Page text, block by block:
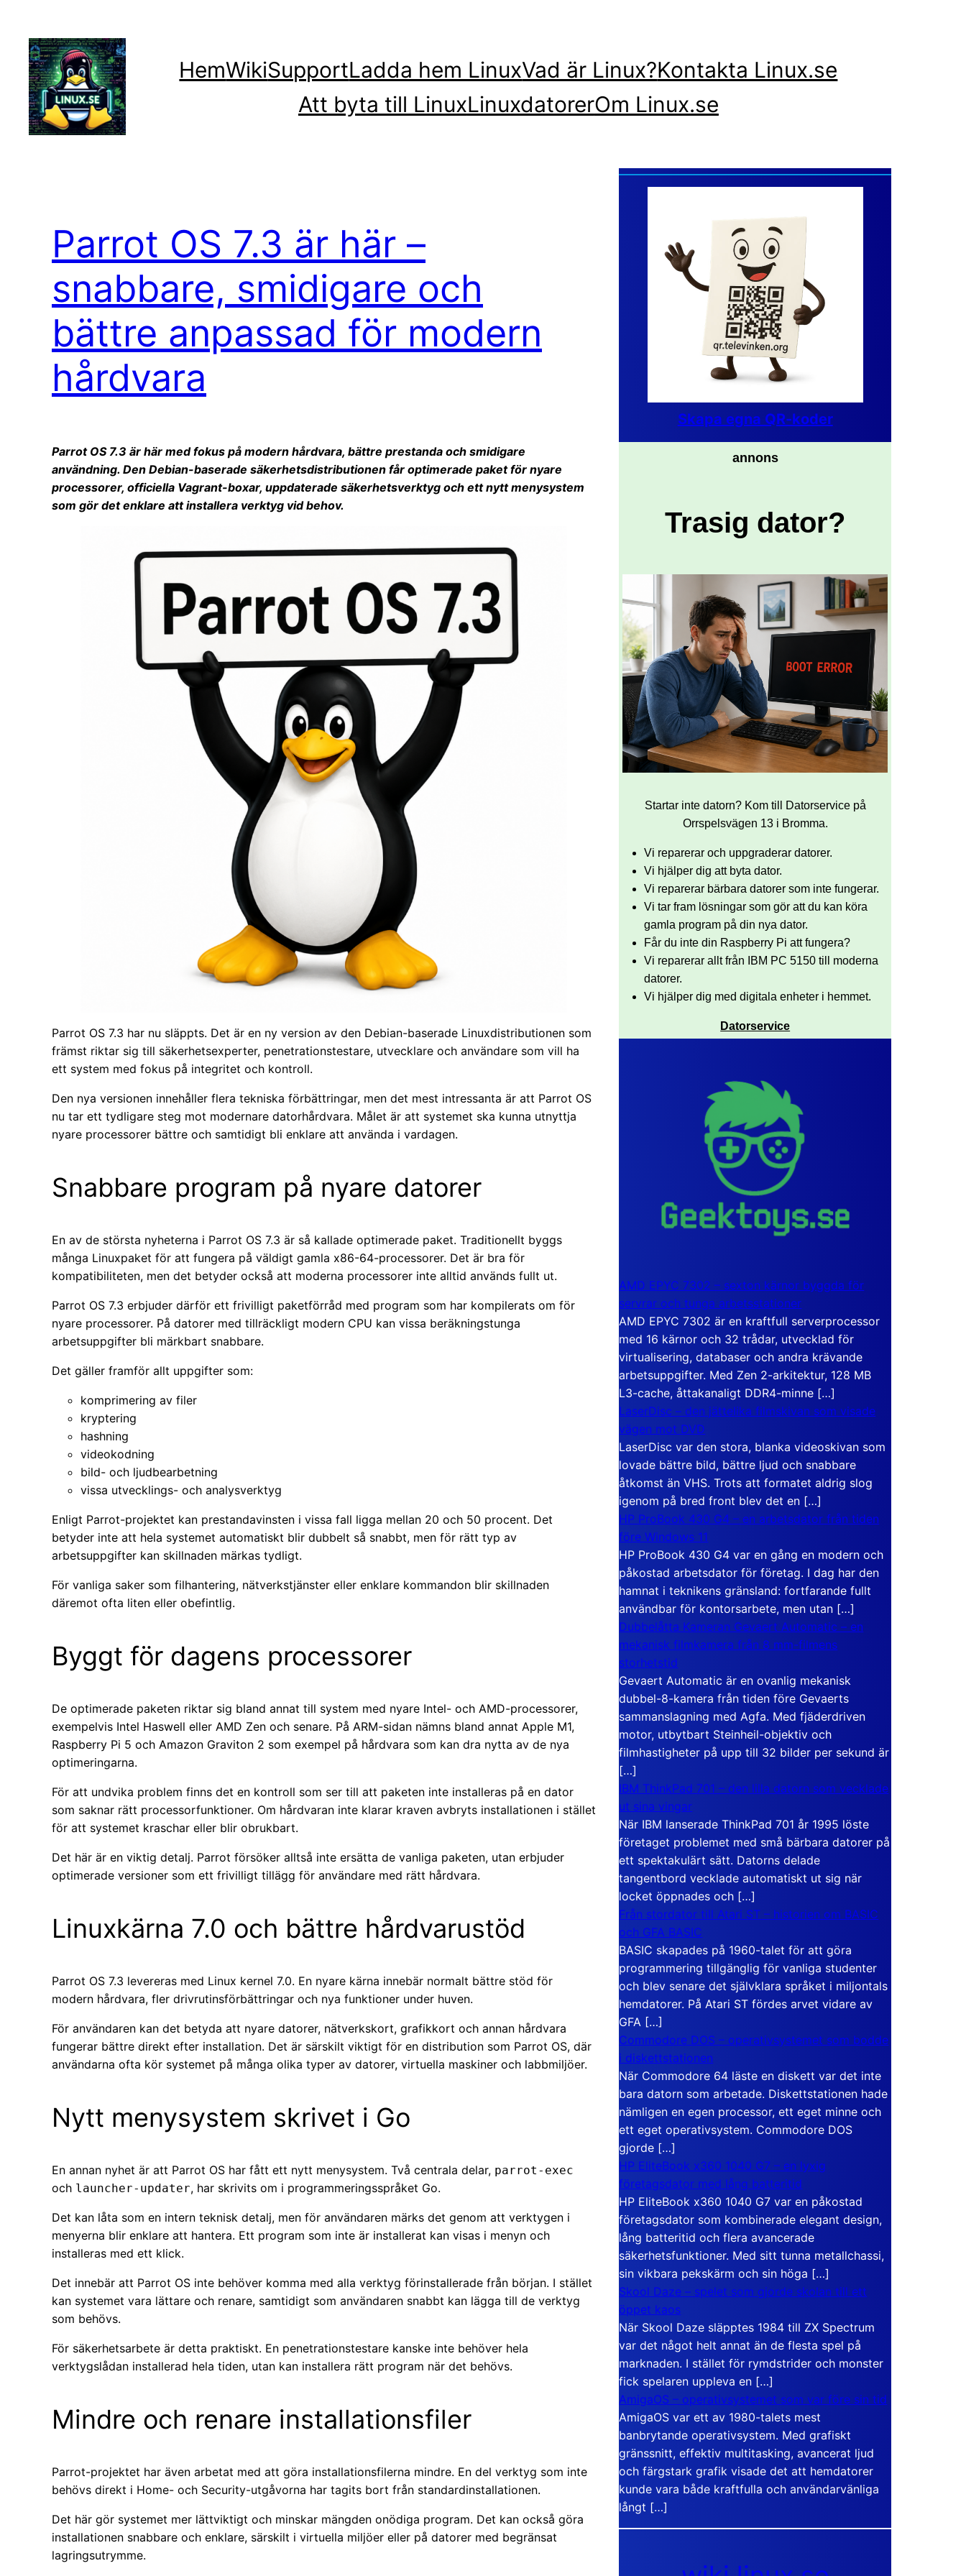
innehåll
HemWikiSupportLadda hem LinuxVad är Linux?Kontakta Linux.se
Att byta till LinuxLinuxdatorerOm Linux.se
Parrot OS 7.3 är här –
snabbare, smidigare och
bättre anpassad för modern
hårdvara
Parrot OS 7.3 är här med fokus på modern hårdvara, bättre prestanda och smidigare
användning. Den Debian-baserade säkerhetsdistributionen får optimerade paket för nyare
processorer, officiella Vagrant-boxar, uppdaterade säkerhetsverktyg och ett nytt menysystem
som gör det enklare att installera verktyg vid behov.
Parrot OS 7.3 har nu släppts. Det är en ny version av den Debian-baserade Linuxdistributionen som
främst riktar sig till säkerhetsexperter, penetrationstestare, utvecklare och användare som vill ha
ett system med fokus på integritet och kontroll.
Den nya versionen innehåller flera tekniska förbättringar, men det mest intressanta är att Parrot OS
nu tar ett tydligare steg mot modernare datorhårdvara. Målet är att systemet ska kunna utnyttja
nyare processorer bättre och samtidigt bli enklare att använda i vardagen.
Snabbare program på nyare datorer
En av de största nyheterna i Parrot OS 7.3 är så kallade optimerade paket. Traditionellt byggs
många Linuxpaket för att fungera på väldigt gamla x86-64-processorer. Det är bra för
kompatibiliteten, men det betyder också att moderna processorer inte alltid används fullt ut.
Parrot OS 7.3 erbjuder därför ett frivilligt paketförråd med program som har kompilerats om för
nyare processorer. På datorer med tillräckligt modern CPU kan vissa beräkningstunga
arbetsuppgifter bli märkbart snabbare.
Det gäller framför allt uppgifter som:
komprimering av filer
kryptering
hashning
videokodning
bild- och ljudbearbetning
vissa utvecklings- och analysverktyg
Enligt Parrot-projektet kan prestandavinsten i vissa fall ligga mellan 20 och 50 procent. Det
betyder inte att hela systemet automatiskt blir dubbelt så snabbt, men för rätt typ av
arbetsuppgifter kan skillnaden märkas tydligt.
För vanliga saker som filhantering, nätverkstjänster eller enklare kommandon blir skillnaden
däremot ofta liten eller obefintlig.
Byggt för dagens processorer
De optimerade paketen riktar sig bland annat till system med nyare Intel- och AMD-processorer,
exempelvis Intel Haswell eller AMD Zen och senare. På ARM-sidan nämns bland annat Apple M1,
Raspberry Pi 5 och Amazon Graviton 2 som exempel på hårdvara som kan dra nytta av de nya
optimeringarna.
För att undvika problem finns det en kontroll som ser till att paketen inte installeras på en dator
som saknar rätt processorfunktioner. Om hårdvaran inte klarar kraven avbryts installationen i stället
för att systemet kraschar eller blir obrukbart.
Det här är en viktig detalj. Parrot försöker alltså inte ersätta de vanliga paketen, utan erbjuder
optimerade versioner som ett frivilligt tillägg för användare med rätt hårdvara.
Linuxkärna 7.0 och bättre hårdvarustöd
Parrot OS 7.3 levereras med Linux kernel 7.0. En nyare kärna innebär normalt bättre stöd för
modern hårdvara, fler drivrutinsförbättringar och nya funktioner under huven.
För användaren kan det betyda att nyare datorer, nätverkskort, grafikkort och annan hårdvara
fungerar bättre direkt efter installation. Det är särskilt viktigt för en distribution som Parrot OS, där
användarna ofta kör systemet på många olika typer av datorer, virtuella maskiner och labbmiljöer.
Nytt menysystem skrivet i Go
En annan nyhet är att Parrot OS har fått ett nytt menysystem. Två centrala delar, parrot-exec
och launcher-updater, har skrivits om i programmeringsspråket Go.
Det kan låta som en intern teknisk detalj, men för användaren märks det genom att verktygen i
menyerna blir enklare att hantera. Ett program som inte är installerat kan visas i menyn och
installeras med ett klick.
Det innebär att Parrot OS inte behöver komma med alla verktyg förinstallerade från början. I stället
kan systemet vara lättare och renare, samtidigt som användaren snabbt kan lägga till de verktyg
som behövs.
För säkerhetsarbete är detta praktiskt. En penetrationstestare kanske inte behöver hela
verktygslådan installerad hela tiden, utan kan installera rätt program när det behövs.
Mindre och renare installationsfiler
Parrot-projektet har även arbetat med att göra installationsfilerna mindre. En del verktyg som inte
behövs direkt i Home- och Security-utgåvorna har tagits bort från standardinstallationen.
Det här gör systemet mer lättviktigt och minskar mängden onödiga program. Det kan också göra
installationen snabbare och enklare, särskilt i virtuella miljöer eller på datorer med begränsat
lagringsutrymme.
Skapa egna QR-koder
annons
Trasig dator?
Startar inte datorn? Kom till Datorservice på
Orrspelsvägen 13 i Bromma.
Vi reparerar och uppgraderar datorer.
Vi hjälper dig att byta dator.
Vi reparerar bärbara datorer som inte fungerar.
Vi tar fram lösningar som gör att du kan köra
gamla program på din nya dator.
Får du inte din Raspberry Pi att fungera?
Vi reparerar allt från IBM PC 5150 till moderna
datorer.
Vi hjälper dig med digitala enheter i hemmet.
Datorservice
AMD EPYC 7302 – sexton kärnor byggda för
servrar och tunga arbetsstationer
AMD EPYC 7302 är en kraftfull serverprocessor
med 16 kärnor och 32 trådar, utvecklad för
virtualisering, databaser och andra krävande
arbetsuppgifter. Med Zen 2-arkitektur, 128 MB
L3-cache, åttakanaligt DDR4-minne […]
LaserDisc – den jättelika filmskivan som visade
vägen mot DVD
LaserDisc var den stora, blanka videoskivan som
lovade bättre bild, bättre ljud och snabbare
åtkomst än VHS. Trots att formatet aldrig slog
igenom på bred front blev det en […]
HP ProBook 430 G4 – en arbetsdator från tiden
före Windows 11
HP ProBook 430 G4 var en gång en modern och
påkostad arbetsdator för företag. I dag har den
hamnat i teknikens gränsland: fortfarande fullt
användbar för kontorsarbete, men utan […]
Dubbelåtta Kameran Gevaert Automatic – en
mekanisk filmkamera från 8 mm-filmens
storhetstid
Gevaert Automatic är en ovanlig mekanisk
dubbel-8-kamera från tiden före Gevaerts
sammanslagning med Agfa. Med fjäderdriven
motor, utbytbart Steinheil-objektiv och
filmhastigheter på upp till 32 bilder per sekund är
[…]
IBM ThinkPad 701 – den lilla datorn som vecklade
ut sina vingar
När IBM lanserade ThinkPad 701 år 1995 löste
företaget problemet med små bärbara datorer på
ett spektakulärt sätt. Datorns delade
tangentbord vecklade automatiskt ut sig när
locket öppnades och […]
Från stordator till Atari ST – historien om BASIC
och GFA BASIC
BASIC skapades på 1960-talet för att göra
programmering tillgänglig för vanliga studenter
och blev senare det självklara språket i miljontals
hemdatorer. På Atari ST fördes arvet vidare av
GFA […]
Commodore DOS – operativsystemet som bodde
i diskettstationen
När Commodore 64 läste en diskett var det inte
bara datorn som arbetade. Diskettstationen hade
nämligen en egen processor, ett eget minne och
ett eget operativsystem. Commodore DOS
gjorde […]
HP EliteBook x360 1040 G7 – en lyxig
företagsdator med lång batteritid
HP EliteBook x360 1040 G7 var en påkostad
företagsdator som kombinerade elegant design,
lång batteritid och flera avancerade
säkerhetsfunktioner. Med sitt tunna metallchassi,
sin vikbara pekskärm och sin höga […]
Skool Daze – spelet som gjorde skolan till ett
öppet kaos
När Skool Daze släpptes 1984 till ZX Spectrum
var det något helt annat än de flesta spel på
marknaden. I stället för rymdstrider och monster
fick spelaren uppleva en […]
AmigaOS – operativsystemet som var före sin tid
AmigaOS var ett av 1980-talets mest
banbrytande operativsystem. Med grafiskt
gränssnitt, effektiv multitasking, avancerat ljud
och färgstark grafik visade det att hemdatorer
kunde vara både kraftfulla och användarvänliga
långt […]